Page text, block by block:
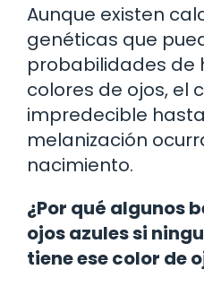
Aunque existen
genéticas que
probabilidades de
colores de ojos, el
impredecible
melanización
nacimiento.
¿Por qué algunos
ojos azules si
tiene ese color de